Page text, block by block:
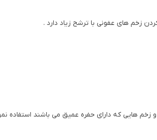
زخم های عفونی با ترشح زیاد دارد .
هایی که دارای حفره عمیق می باشند استفاده